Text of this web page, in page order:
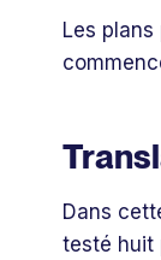
Les
Dans
testé huit